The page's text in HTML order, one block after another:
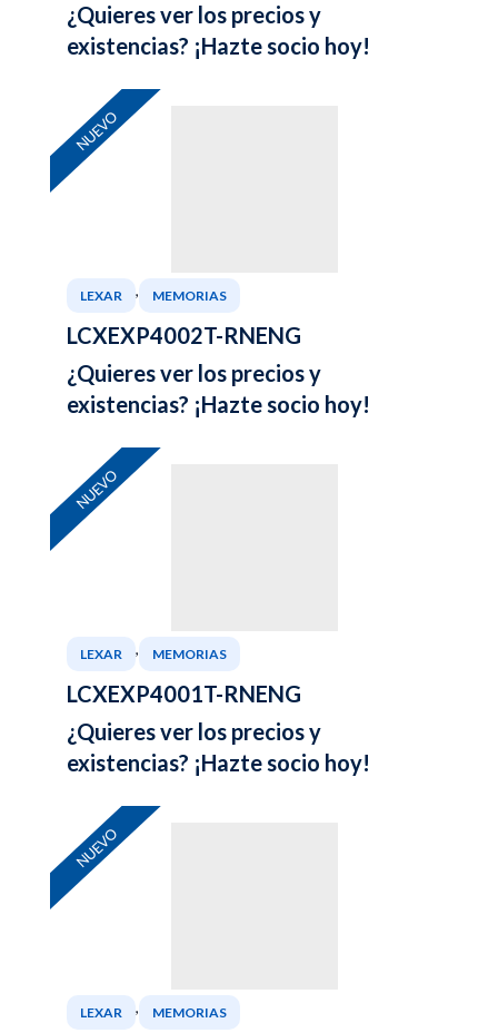
¿Quieres ver los precios y
existencias? ¡Hazte socio hoy!
NUEVO
LEXAR , MEMORIAS
LCXEXP4002T-RNENG
¿Quieres ver los precios y
existencias? ¡Hazte socio hoy!
NUEVO
LEXAR , MEMORIAS
LCXEXP4001T-RNENG
¿Quieres ver los precios y
existencias? ¡Hazte socio hoy!
NUEVO
LEXAR , MEMORIAS